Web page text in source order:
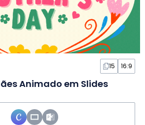
15 16:9
Animado em Slides